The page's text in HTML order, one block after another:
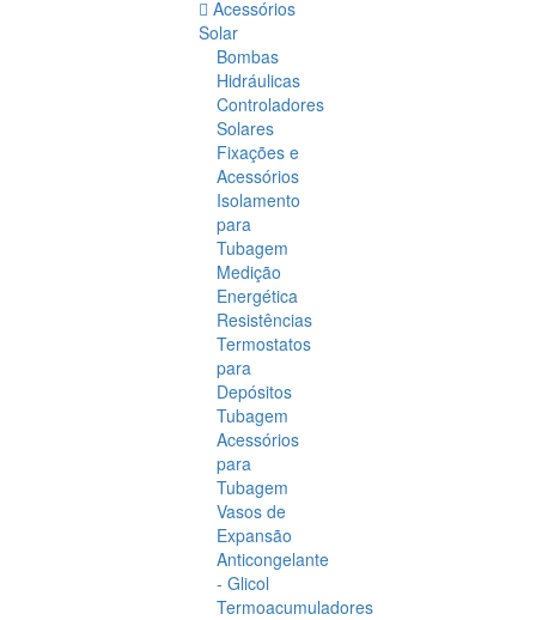
Acessórios
Solar
Bombas
Hidráulicas
Controladores
Solares
Fixações e
Acessórios
Isolamento
para
Tubagem
Medição
Energética
Resistências
Termostatos
para
Depósitos
Tubagem
Acessórios
para
Tubagem
Vasos de
Expansão
Anticongelante
- Glicol
Termoacumuladores